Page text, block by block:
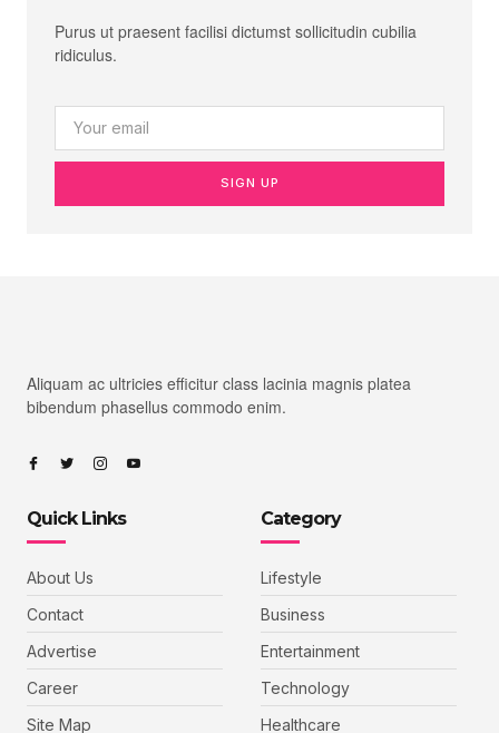
Purus ut praesent facilisi dictumst sollicitudin cubilia
ridiculus.
SIGN UP
Aliquam ac ultricies efficitur class lacinia magnis platea
bibendum phasellus commodo enim.
Quick Links
About Us
Contact
Advertise
Career
Site Map
Category
Lifestyle
Business
Entertainment
Technology
Healthcare